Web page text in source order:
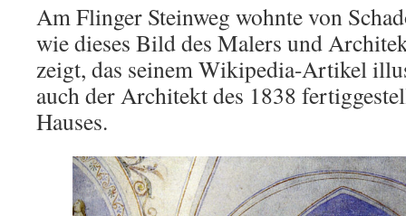
Am Flinger Steinweg wohnte von
wie dieses Bild des Malers und
zeigt, das seinem Wikipedia-Artikel
auch der Architekt des 1838
Hauses.